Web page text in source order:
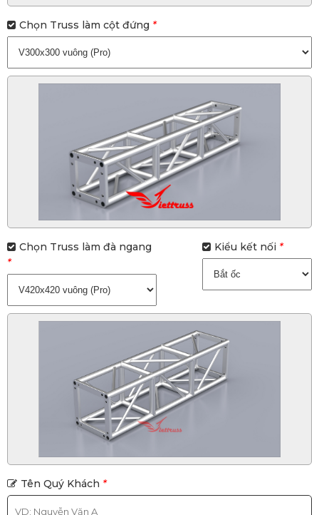
Chọn Truss làm cột đứng *
Chọn Truss làm đà ngang
*
Kiểu kết nối *
Tên Quý Khách *